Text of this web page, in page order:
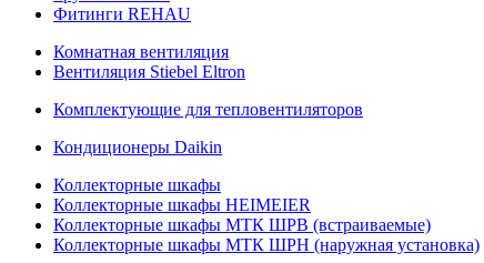
Фитинги REHAU
Комнатная вентиляция
Вентиляция Stiebel Eltron
Комплектующие для тепловентиляторов
Кондиционеры Daikin
Коллекторные шкафы
Коллекторные шкафы HEIMEIER
Коллекторные шкафы МТК ШРВ (встраиваемые)
Коллекторные шкафы МТК ШРН (наружная установка)